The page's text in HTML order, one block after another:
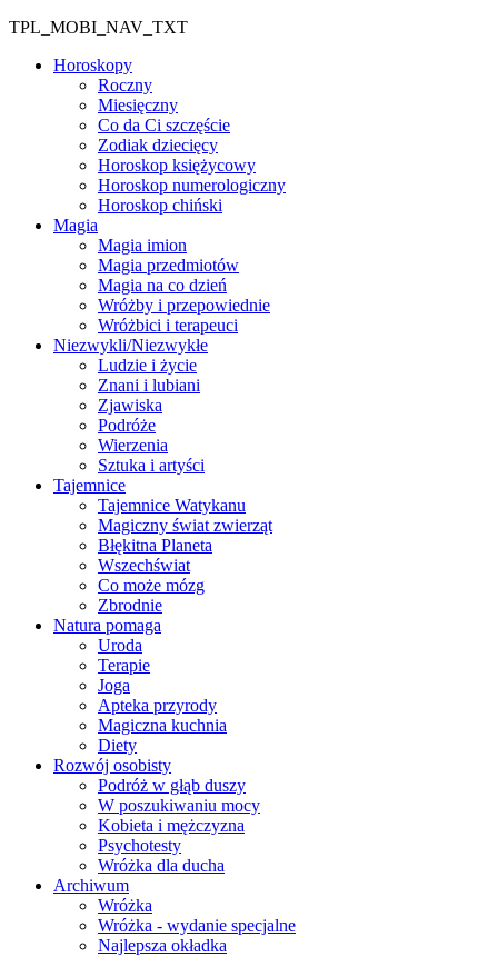
TPL_MOBI_NAV_TXT
Horoskopy
Roczny
Miesięczny
Co da Ci szczęście
Zodiak dziecięcy
Horoskop księżycowy
Horoskop numerologiczny
Horoskop chiński
Magia
Magia imion
Magia przedmiotów
Magia na co dzień
Wróżby i przepowiednie
Wróżbici i terapeuci
Niezwykli/Niezwykłe
Ludzie i życie
Znani i lubiani
Zjawiska
Podróże
Wierzenia
Sztuka i artyści
Tajemnice
Tajemnice Watykanu
Magiczny świat zwierząt
Błękitna Planeta
Wszechświat
Co może mózg
Zbrodnie
Natura pomaga
Uroda
Terapie
Joga
Apteka przyrody
Magiczna kuchnia
Diety
Rozwój osobisty
Podróż w głąb duszy
W poszukiwaniu mocy
Kobieta i mężczyzna
Psychotesty
Wróżka dla ducha
Archiwum
Wróżka
Wróżka - wydanie specjalne
Najlepsza okładka